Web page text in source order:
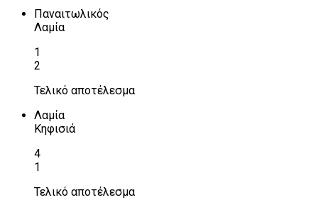
Παναιτωλικός
Λαμία
1
2
Τελικό αποτέλεσμα
Λαμία
Κηφισιά
4
1
Τελικό αποτέλεσμα